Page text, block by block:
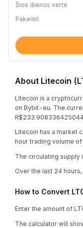
Šios dienos vertė
Pakeisti
About Litecoin
Litecoin is a
on Bybit-eu. The
R$233.908336425044
Litecoin has a market
hour trading volume of
The circulating supply
Over the last 24
How to Convert
Enter the amount of
The calculator will